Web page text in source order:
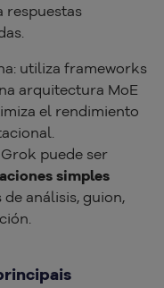
respuestas
utiliza frameworks
arquitectura MoE
el rendimiento
puede ser
simples
análisis, guion,